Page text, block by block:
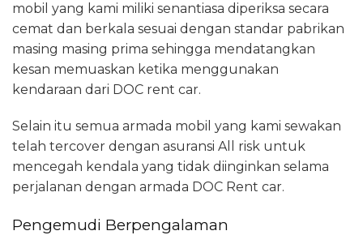
mobil yang kami miliki senantiasa diperiksa secara
cemat dan berkala sesuai dengan standar pabrikan
masing masing prima sehingga mendatangkan
kesan memuaskan ketika menggunakan
kendaraan dari DOC rent car.
Selain itu semua armada mobil yang kami sewakan
telah tercover dengan asuransi All risk untuk
mencegah kendala yang tidak diinginkan selama
perjalanan dengan armada DOC Rent car.
Pengemudi Berpengalaman